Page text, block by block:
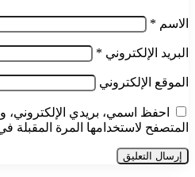
الاسم *
البريد الإلكتروني *
الموقع الإلكتروني
احفظ اسمي، بريدي الإلكتروني،
المتصفح لاستخدامها المرة المقبلة